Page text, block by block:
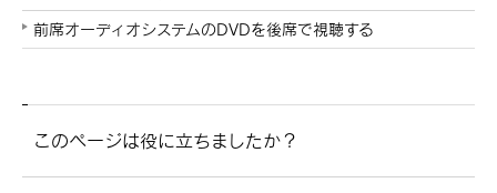
前席オーディオシステムのDVDを後席で視聴する
このページは役に立ちましたか？